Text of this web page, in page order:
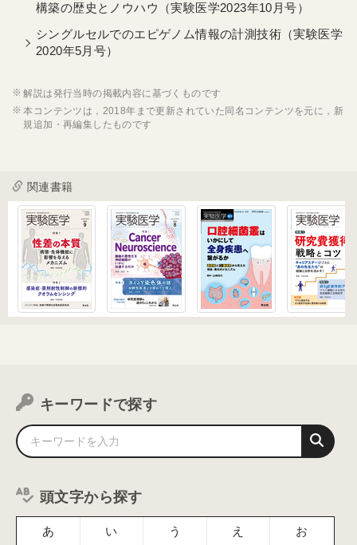
構築の歴史とノウハウ（実験医学2023年10月号）
シングルセルでのエピゲノム情報の計測技術（実験医学
2020年5月号）
解説は発行当時の掲載内容に基づくものです
本コンテンツは，2018年まで更新されていた同名コンテンツを元に，新
規追加・再編集したものです
関連書籍
キーワードで探す
頭文字から探す
あ い う え お